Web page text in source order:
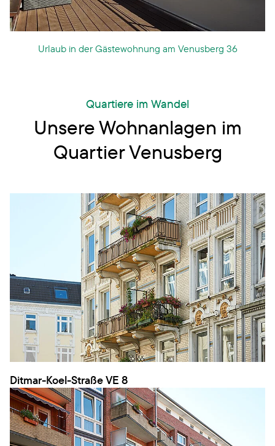
Urlaub in der Gästewohnung am Venusberg 36
Quartiere im Wandel
Unsere Wohnanlagen im
Quartier Venusberg
Ditmar-Koel-Straße VE 8